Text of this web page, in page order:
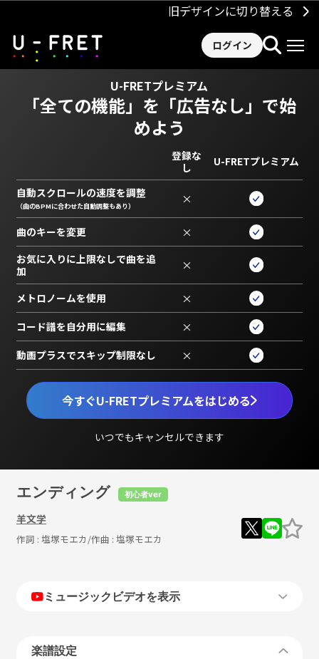
旧デザインに切り替える
ログイン
U-FRETプレミアム
「全ての機能」を 「広告なし」で始
めよう
今すぐU-FRETプレミアムをはじめる
いつでもキャンセルできます
登録な
し
U-FRETプレミアム
自動スクロールの速度を調整
（曲のBPMに合わせた自動調整もあり） ×
曲のキーを変更 ×
お気に入りに上限なしで曲を追
加
×
メトロノームを使用 ×
コード譜を自分用に編集 ×
動画プラスでスキップ制限なし ×
エンディング 初心者ver
羊文学
作詞 : 塩塚モエカ /作曲 : 塩塚モエカ
ミュージックビデオを表示
楽譜設定